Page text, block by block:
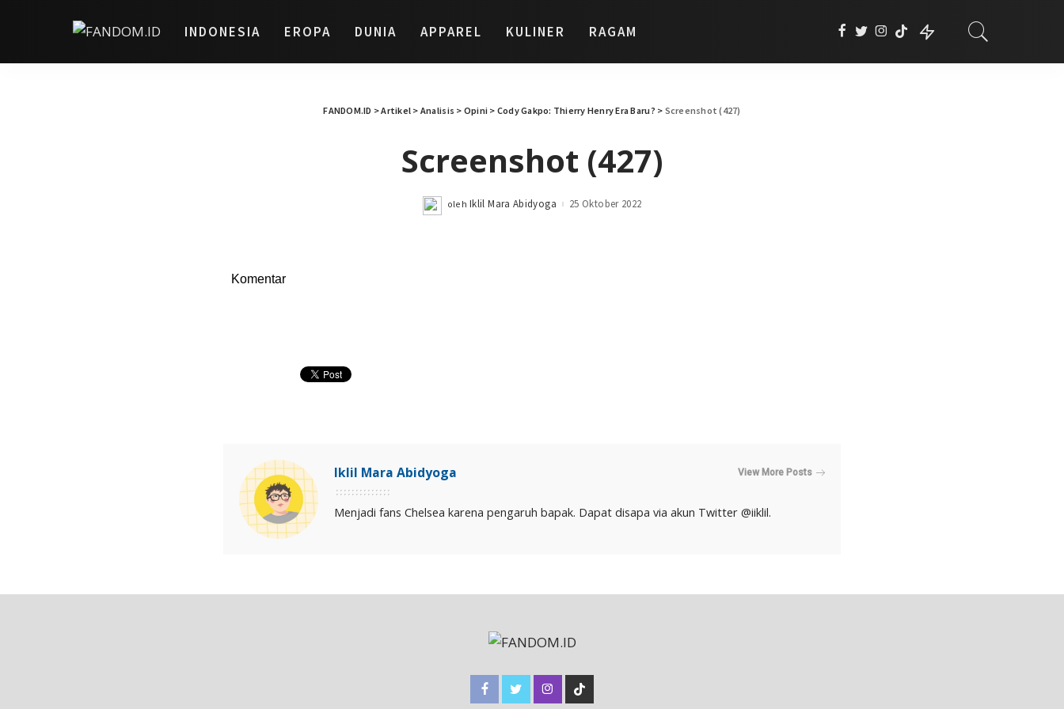
INDONESIA EROPA DUNIA APPAREL KULINER RAGAM
FANDOM.ID >Artikel > Analisis > Opini > Cody Gakpo: Thierry Henry Era Baru? > Screenshot (427)
Screenshot (427)
Posted
oleh Iklil Mara Abidyoga 25 Oktober 2022
Komentar
Iklil Mara Abidyoga View More Posts
Menjadi fans Chelsea karena pengaruh bapak. Dapat disapa via akun Twitter @iiklil.